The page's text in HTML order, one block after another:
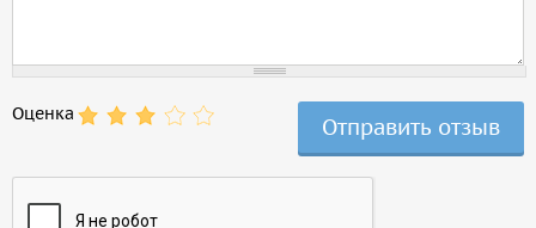
Оценка